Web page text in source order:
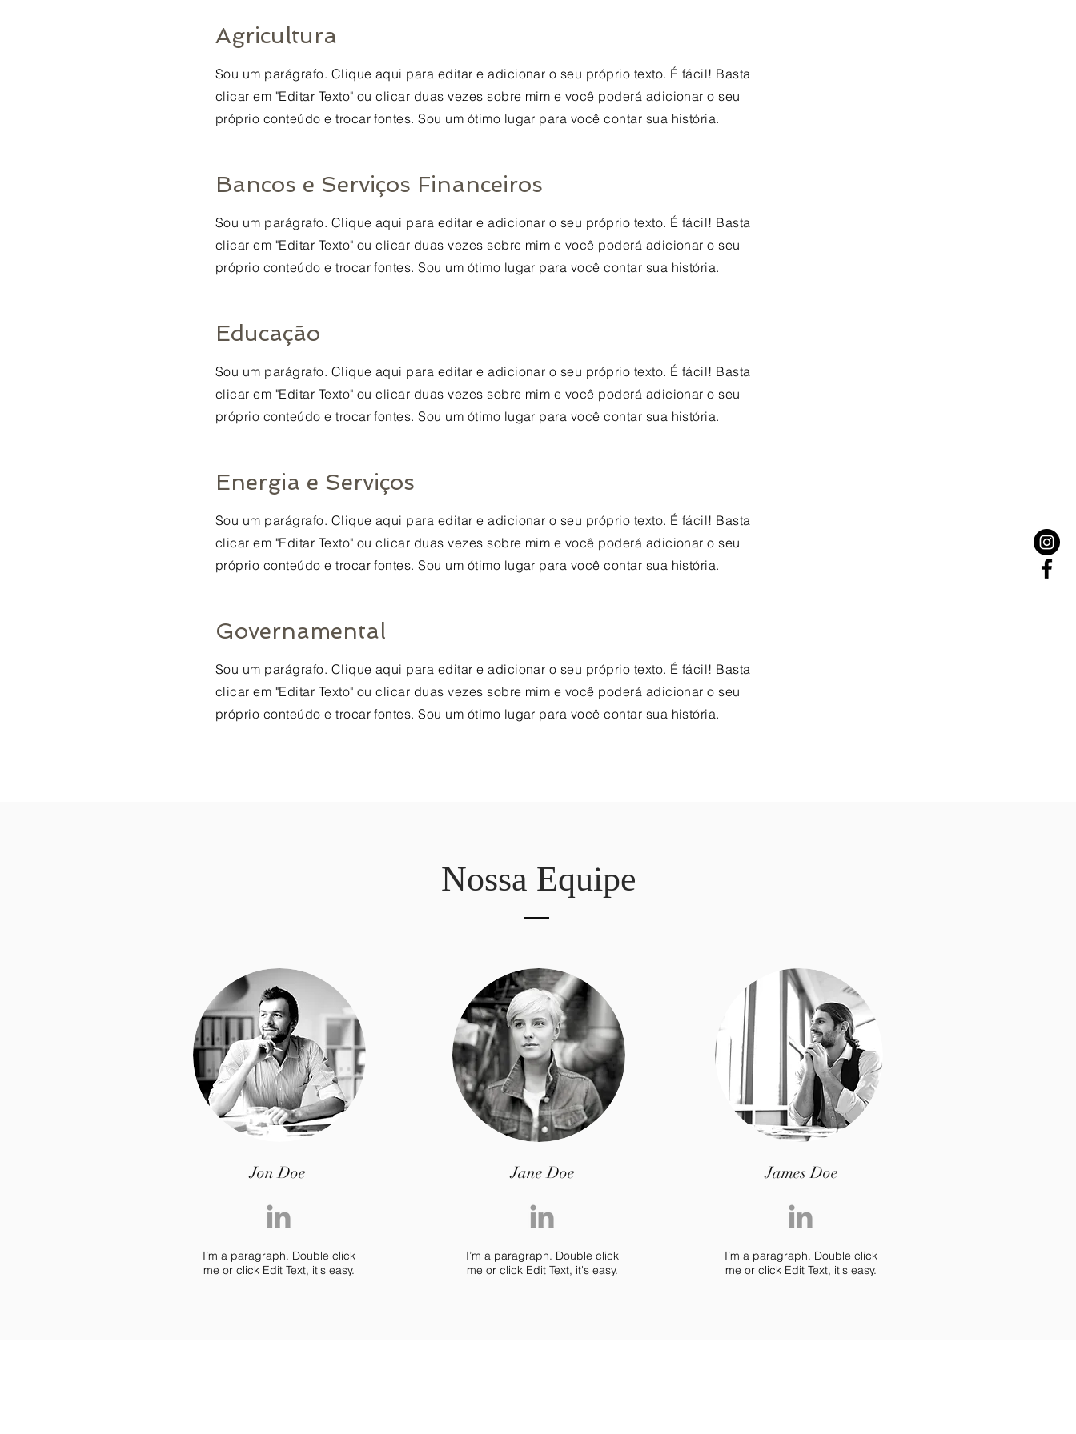
Agricultura
Sou um parágrafo. Clique aqui para editar e adicionar o seu próprio texto. É fácil! Basta
clicar em "Editar Texto" ou clicar duas vezes sobre mim e você poderá adicionar o seu
próprio conteúdo e trocar fontes. Sou um ótimo lugar para você contar sua história.
Bancos e Serviços Financeiros
Sou um parágrafo. Clique aqui para editar e adicionar o seu próprio texto. É fácil! Basta
clicar em "Editar Texto" ou clicar duas vezes sobre mim e você poderá adicionar o seu
próprio conteúdo e trocar fontes. Sou um ótimo lugar para você contar sua história.
Educação
Sou um parágrafo. Clique aqui para editar e adicionar o seu próprio texto. É fácil! Basta
clicar em "Editar Texto" ou clicar duas vezes sobre mim e você poderá adicionar o seu
próprio conteúdo e trocar fontes. Sou um ótimo lugar para você contar sua história.
Energia e Serviços
Sou um parágrafo. Clique aqui para editar e adicionar o seu próprio texto. É fácil! Basta
clicar em "Editar Texto" ou clicar duas vezes sobre mim e você poderá adicionar o seu
próprio conteúdo e trocar fontes. Sou um ótimo lugar para você contar sua história.
Governamental
Sou um parágrafo. Clique aqui para editar e adicionar o seu próprio texto. É fácil! Basta
clicar em "Editar Texto" ou clicar duas vezes sobre mim e você poderá adicionar o seu
próprio conteúdo e trocar fontes. Sou um ótimo lugar para você contar sua história.
Nossa Equipe
Jon Doe
I’m a paragraph. Double click
me or click Edit Text, it's easy.
Jane Doe
I’m a paragraph. Double click
me or click Edit Text, it's easy.
James Doe
I’m a paragraph. Double click
me or click Edit Text, it's easy.